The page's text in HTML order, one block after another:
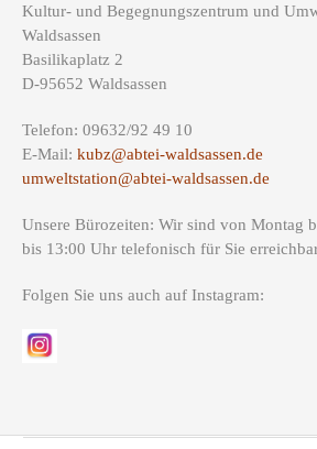
Kultur- und Begegnungszentrum und
Waldsassen
Basilikaplatz 2
D-95652 Waldsassen
Telefon: 09632/92 49 10
E-Mail: kubz@abtei-waldsassen.de
umweltstation@abtei-waldsassen.de
Unsere Bürozeiten: Wir sind von Montag
bis 13:00 Uhr telefonisch für Sie
Folgen Sie uns auch auf Instagram: